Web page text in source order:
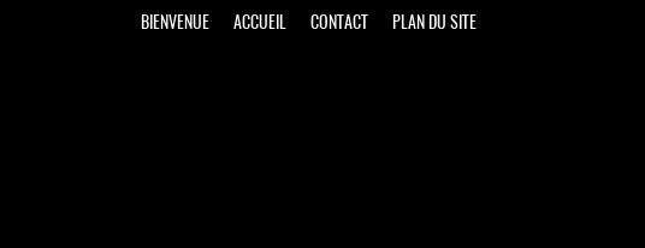
BIENVENUE ACCUEIL CONTACT PLAN DU SITE